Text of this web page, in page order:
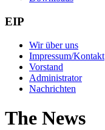
EIP
Wir über uns
Impressum/Kontakt
Vorstand
Administrator
Nachrichten
The News